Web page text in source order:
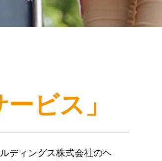
ービス」
ディングス株式会社のヘ